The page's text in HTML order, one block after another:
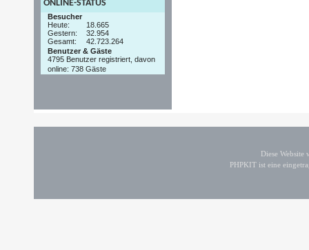
ONLINE-STATUS
Besucher
Heute:
18.665
Gestern:
32.954
Gesamt:
42.723.264
Benutzer & Gäste
4795 Benutzer registriert, davon
online: 738 Gäste
Diese
PHPKIT ist eine